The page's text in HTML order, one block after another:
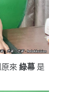
來 綠幕是